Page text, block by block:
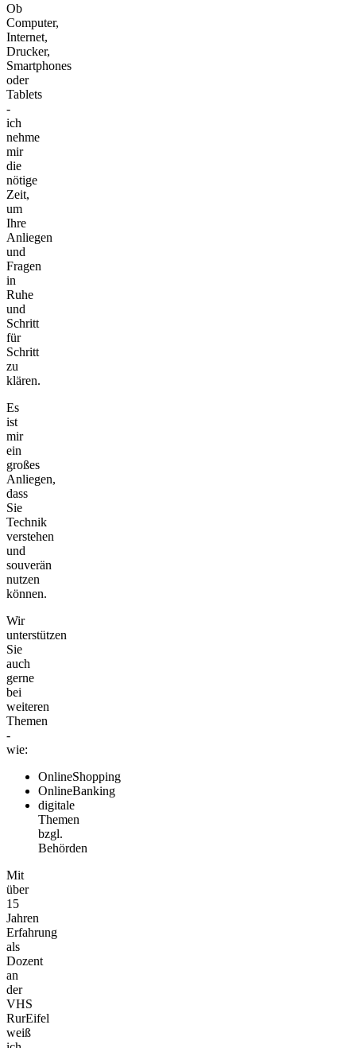
Ob
Computer,
Internet,
Drucker,
Smartphones
oder
Tablets
-
ich
nehme
mir
die
nötige
Zeit,
um
Ihre
Anliegen
und
Fragen
in
Ruhe
und
Schritt
für
Schritt
zu
klären.
Es
ist
mir
ein
großes
Anliegen,
dass
Sie
Technik
verstehen
und
souverän
nutzen
können.
Wir
unterstützen
Sie
auch
gerne
bei
weiteren
Themen
-
wie:
OnlineShopping
OnlineBanking
digitale
Themen
bzgl.
Behörden
Mit
über
15
Jahren
Erfahrung
als
Dozent
an
der
VHS
RurEifel
weiß